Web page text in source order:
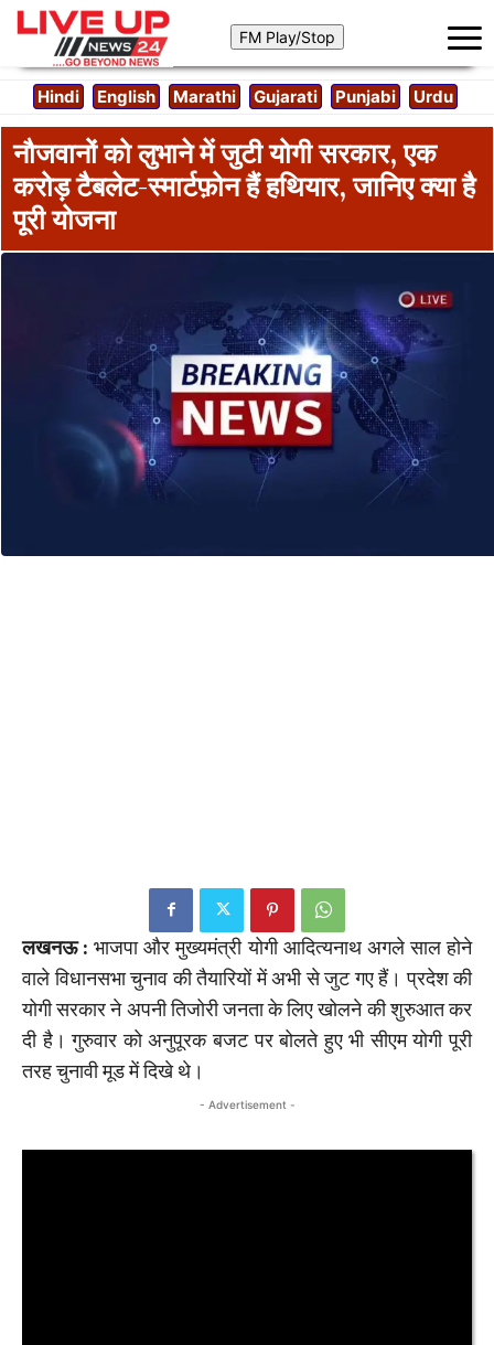
Hindi English Marathi Gujarati Punjabi Urdu
नौजवानों को लुभाने में जुटी योगी सरकार, एक
करोड़ टैबलेट-स्‍मार्टफ़ोन हैं हथियार, जानिए क्या है
पूरी योजना
लखनऊ : भाजपा और मुख्यमंत्री योगी आदित्यनाथ अगले साल होने
वाले विधानसभा चुनाव की तैयारियों में अभी से जुट गए हैं। प्रदेश की
योगी सरकार ने अपनी तिजोरी जनता के लिए खोलने की शुरुआत कर
दी है। गुरुवार को अनुपूरक बजट पर बोलते हुए भी सीएम योगी पूरी
तरह चुनावी मूड में दिखे थे।
- Advertisement -